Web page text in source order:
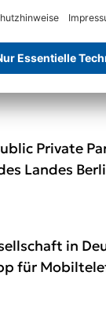
visitBerlin
Tipp.
Private
Landes
in
für